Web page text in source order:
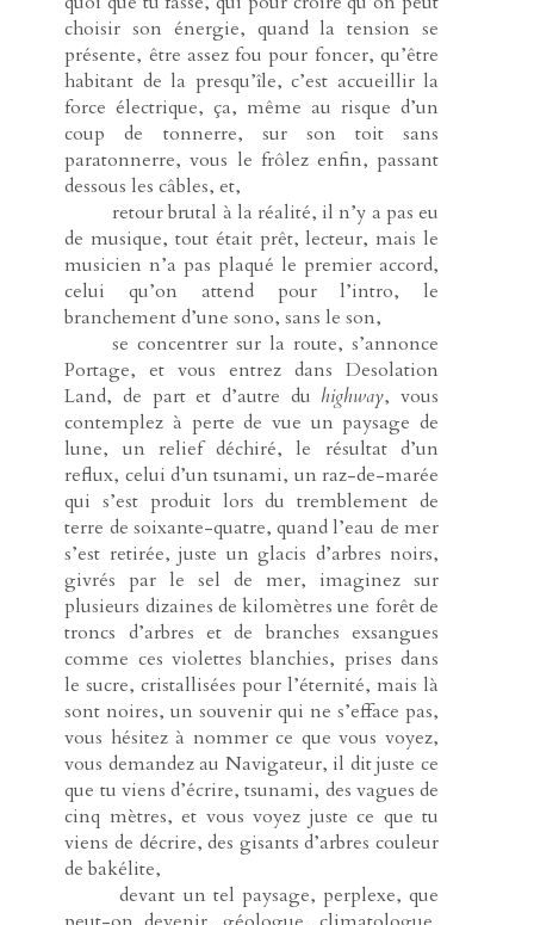
choisir son énergie, quand la tension se
présente, être assez fou pour foncer, qu’être
habitant de la presqu’île, c’est accueillir la
force électrique, ça, même au risque d’un
coup de tonnerre, sur son toit sans
paratonnerre, vous le frôlez enfin, passant
dessous les câbles, et,
retour brutal à la réalité, il n’y a pas eu
de musique, tout était prêt, lecteur, mais le
musicien n’a pas plaqué le premier accord,
celui qu’on attend pour l’intro, le
branchement d’une sono, sans le son,
-----se concentrer sur la route, s’annonce
Portage, et vous entrez dans Desolation
Land, de part et d’autre duhighway, vous
contemplez à perte de vue un paysage de
lune, un relief déchiré, le résultat d’un
reflux, celui d’un tsunami, un raz-de-marée
qui s’est produit lors du tremblement de
terre de soixante-quatre, quand l’eau de mer
s’est retirée, juste un glacis d’arbres noirs,
givrés par le sel de mer, imaginez sur
plusieurs dizaines de kilomètres une forêt de
troncs d’arbres et de branches exsangues
comme ces violettes blanchies, prises dans
le sucre, cristallisées pour l’éternité, mais là
sont noires, un souvenir qui ne s’efface pas,
vous hésitez à nommer ce que vous voyez,
vous demandez au Navigateur, il dit juste ce
que tu viens d’écrire, tsunami, des vagues de
cinq mètres, et vous voyez juste ce que tu
viens de décrire, des gisants d’arbres couleur
de bakélite,
devant un tel paysage, perplexe, que